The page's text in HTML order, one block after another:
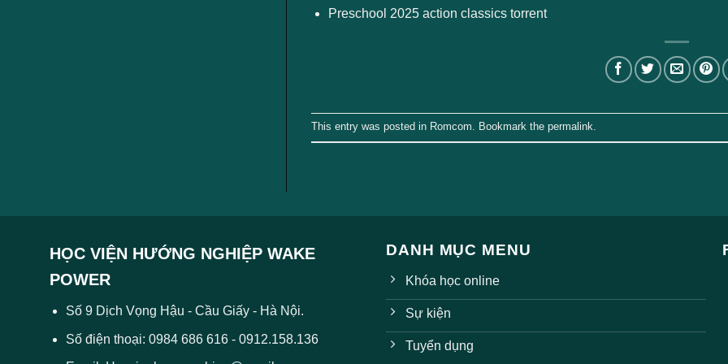
Preschool 2025 action classics torrent
This entry was posted in Romcom. Bookmark the permalink.
HỌC VIỆN HƯỚNG NGHIỆP WAKE
POWER
Số 9 Dịch Vọng Hậu - Cầu Giấy - Hà Nội.
Số điện thoại: 0984 686 616 - 0912.158.136
DANH MỤC MENU
Khóa học online
Sự kiện
Tuyển dụng